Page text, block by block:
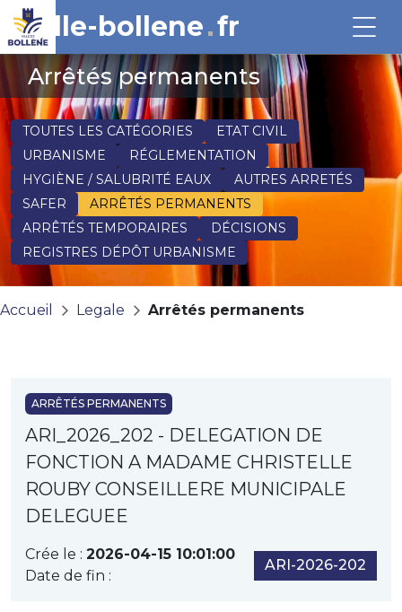
ville-bollene fr
Arrêtés permanents
TOUTES LES CATÉGORIES
ETAT CIVIL
URBANISME
RÉGLEMENTATION
HYGIÈNE / SALUBRITÉ EAUX
AUTRES ARRETÉS
SAFER
ARRÊTÉS PERMANENTS
ARRÊTÉS TEMPORAIRES
DÉCISIONS
REGISTRES DÉPÔT URBANISME
Accueil Legale Arrêtés permanents
ARRÊTÉS PERMANENTS
ARI_2026_202 - DELEGATION DE
FONCTION A MADAME CHRISTELLE
ROUBY CONSEILLERE MUNICIPALE
DELEGUEE
Crée le : 2026-04-15 10:01:00
Date de fin :
ARI-2026-202